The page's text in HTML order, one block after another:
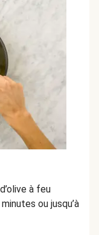
à feu
ou jusqu’à